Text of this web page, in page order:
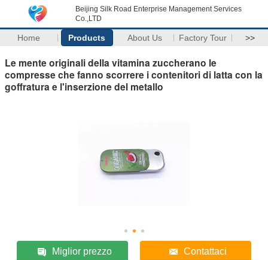
Beijing Silk Road Enterprise Management Services
Co.,LTD
Home Products About Us Factory Tour >>
Le mente originali della vitamina zuccherano le
compresse che fanno scorrere i contenitori di latta con la
goffratura e l'inserzione del metallo
Miglior prezzo Contattaci